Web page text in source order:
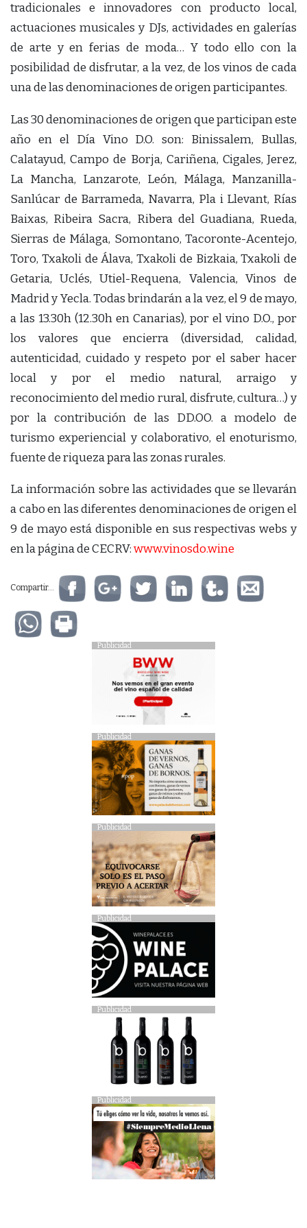
tradicionales e innovadores con producto local,
actuaciones musicales y DJs, actividades en galerías
de arte y en ferias de moda… Y todo ello con la
posibilidad de disfrutar, a la vez, de los vinos de cada
una de las denominaciones de origen participantes.
Las 30 denominaciones de origen que participan este
año en el Día Vino D.O. son: Binissalem, Bullas,
Calatayud, Campo de Borja, Cariñena, Cigales, Jerez,
La Mancha, Lanzarote, León, Málaga, Manzanilla-
Sanlúcar de Barrameda, Navarra, Pla i Llevant, Rías
Baixas, Ribeira Sacra, Ribera del Guadiana, Rueda,
Sierras de Málaga, Somontano, Tacoronte-Acentejo,
Toro, Txakoli de Álava, Txakoli de Bizkaia, Txakoli de
Getaria, Uclés, Utiel-Requena, Valencia, Vinos de
Madrid y Yecla. Todas brindarán a la vez, el 9 de mayo,
a las 13.30h (12.30h en Canarias), por el vino D.O., por
los valores que encierra (diversidad, calidad,
autenticidad, cuidado y respeto por el saber hacer
local y por el medio natural, arraigo y
reconocimiento del medio rural, disfrute, cultura…) y
por la contribución de las DD.OO. a modelo de
turismo experiencial y colaborativo, el enoturismo,
fuente de riqueza para las zonas rurales.
La información sobre las actividades que se llevarán
a cabo en las diferentes denominaciones de origen el
9 de mayo está disponible en sus respectivas webs y
en la página de CECRV:www.vinosdo.wine
Compartir...
Publicidad
Publicidad
Publicidad
Publicidad
Publicidad
Publicidad